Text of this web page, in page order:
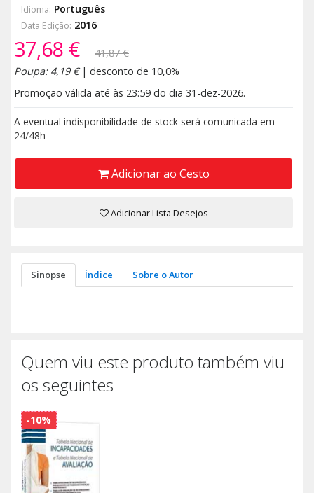
Idioma: Português
Data Edição: 2016
37,68 €
41,87 €
Poupa: 4,19 €| desconto de 10,0%
Promoção válida até às 23:59 do dia 31-dez-2026.
A eventual indisponibilidade de stock será comunicada em
24/48h
Adicionar ao Cesto
Adicionar Lista Desejos
Sinopse Índice Sobre o Autor
Quem viu este produto também viu
os seguintes
-10%